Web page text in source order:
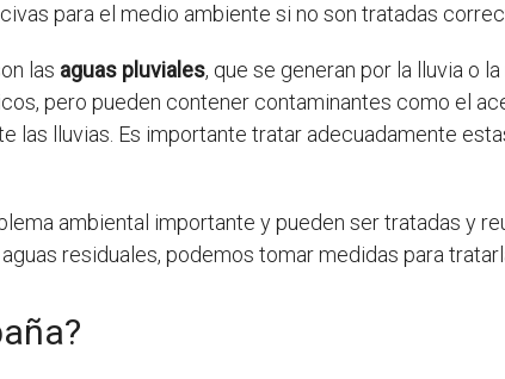
para el medio ambiente si no son tratadas
las aguas pluviales, que se generan por la lluvia o
pero pueden contener contaminantes como el
las lluvias. Es importante tratar adecuadamente
ambiental importante y pueden ser tratadas y
residuales, podemos tomar medidas para